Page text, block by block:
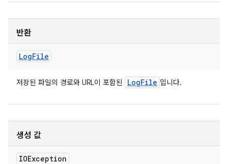
반환
LogFile
저장된 파일의 경로와 URL이 포함된 LogFile 입니다.
생성 값
IOException